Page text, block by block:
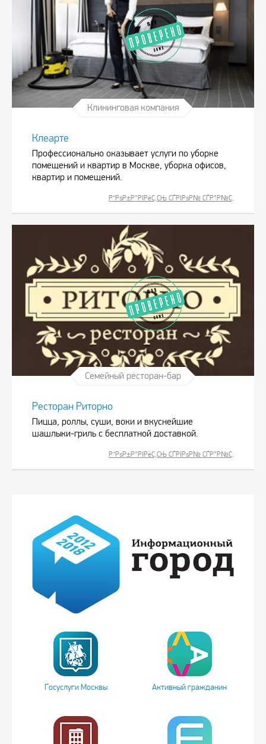
Клининговая компания
Клеарте
Профессионально оказывает услуги по уборке
помещений и квартир в Москве, уборка офисов,
квартир и помещений.
Р”РѕР±Р°РІРёС‚СЊ СЃРІРѕР№ СЃР°Р№С‚
Семейный ресторан-бар
Ресторан Риторно
Пицца, роллы, суши, воки и вкуснейшие
шашлыки-гриль с бесплатной доставкой.
Р”РѕР±Р°РІРёС‚СЊ СЃРІРѕР№ СЃР°Р№С‚
Госуслуги Москвы Активный гражданин